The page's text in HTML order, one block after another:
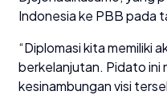
Indonesia ke PBB pada
“Diplomasi kita memiliki
berkelanjutan. Pidato ini
kesinambungan visi